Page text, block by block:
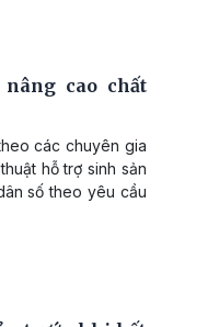
cao chất
các chuyên gia
hỗ trợ sinh sản
số theo yêu cầu